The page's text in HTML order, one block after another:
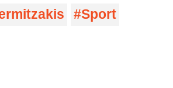
Sport